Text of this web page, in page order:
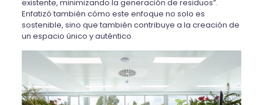
existente, minimizando la generación de residuos”.
Enfatizó también cómo este enfoque no solo es
sostenible, sino que también contribuye a la creación de
un espacio único y auténtico.